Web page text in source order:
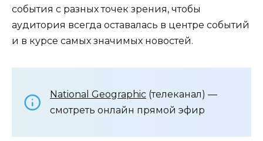
события с разных точек зрения, чтобы
аудитория всегда оставалась в центре событий
и в курсе самых значимых новостей.
National Geographic (телеканал) —
смотреть онлайн прямой эфир